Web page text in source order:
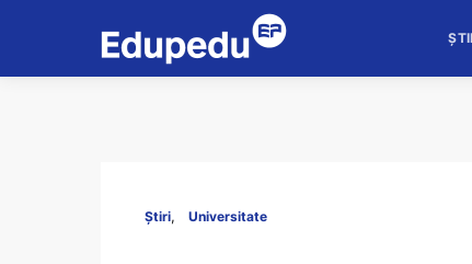
Știri Universitate